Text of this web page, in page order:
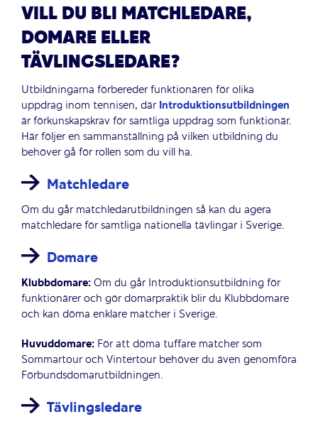
VILL DU BLI MATCHLEDARE,
DOMARE ELLER
TÄVLINGSLEDARE?
Utbildningarna förbereder funktionären för olika
uppdrag inom tennisen, därIntroduktionsutbildningen
är förkunskapskrav för samtliga uppdrag som funktionär.
Här följer en sammanställning på vilken utbildning du
behöver gå för rollen som du vill ha.
Matchledare
Om du går matchledarutbildningen så kan du agera
matchledare för samtliga nationella tävlingar i Sverige.
Domare
Klubbdomare:Om du går Introduktionsutbildning för
funktionärer och gör domarpraktik blir du Klubbdomare
och kan döma enklare matcher i Sverige.
Huvuddomare:För att döma tuffare matcher som
Sommartour och Vintertour behöver du även genomföra
Förbundsdomarutbildningen.
Tävlingsledare